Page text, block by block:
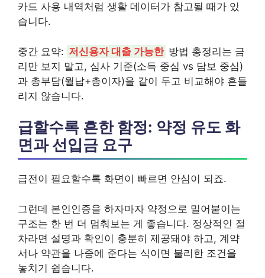
카드 사용 내역처럼 생활 데이터가 참고될 때가 있
습니다.
중간 요약: 저신용자 대출 가능한 방법 총정리는 금
리만 보지 말고, 심사 기준(소득 중심 vs 담보 중심)
과 총부담(월납+총이자)을 같이 두고 비교해야 흔들
리지 않습니다.
급할수록 흔한 함정: 약정 유도 화
면과 선입금 요구
급전이 필요할수록 화면이 빠르면 안심이 되죠.
그런데 본인인증을 하자마자 약정으로 밀어붙이는
구조는 한 번 더 멈춰보는 게 좋습니다. 정상적인 절
차라면 설명과 확인이 충분히 제공돼야 하고, 계약
서나 약관을 나중에 준다는 식이면 불리한 조건을
놓치기 쉽습니다.